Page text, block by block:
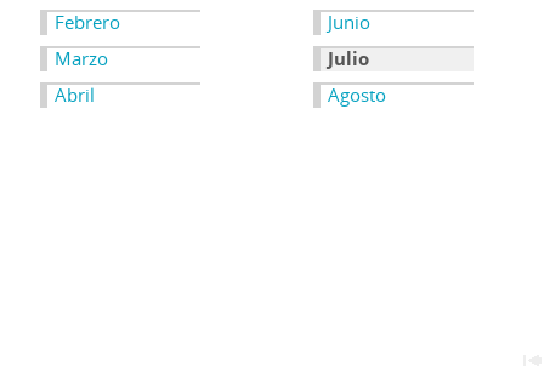
Febrero
Marzo
Abril
Junio
Julio
Agosto